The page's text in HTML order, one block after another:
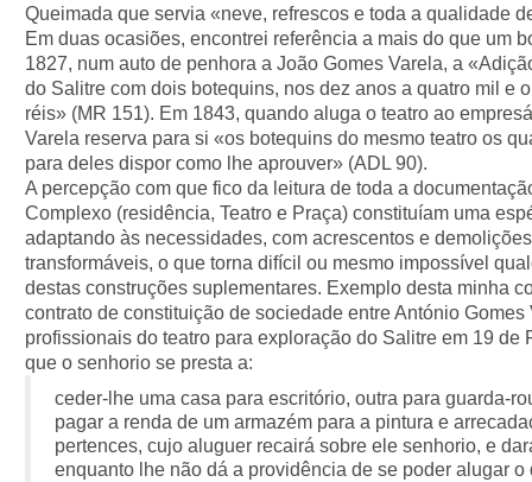
Queimada que servia «neve, refrescos e toda a qualidade
Em duas ocasiões, encontrei referência a mais do que um
1827, num auto de penhora a João Gomes Varela, a
do Salitre com dois botequins, nos dez anos a quatro mil e
réis» (MR 151). Em 1843, quando aluga o teatro ao
Varela reserva para si «os botequins do mesmo teatro os
para deles dispor como lhe aprouver» (ADL 90).
A percepção com que fico da leitura de toda a
Complexo (residência, Teatro e Praça) constituíam uma
adaptando às necessidades, com acrescentos e
transformáveis, o que torna difícil ou mesmo impossível
destas construções suplementares. Exemplo desta minha
contrato de constituição de sociedade entre António Gomes
profissionais do teatro para exploração do Salitre em 19 de
que o senhorio se presta a:
ceder-lhe uma casa para escritório, outra para guarda-
pagar a renda de um armazém para a pintura e
pertences, cujo aluguer recairá sobre ele senhorio, e
enquanto lhe não dá a providência de se poder alugar o